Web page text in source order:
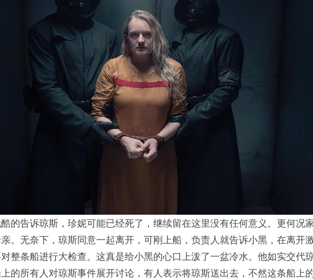
的告诉琼斯，珍妮可能已经死了，继续留在这里没有任何意义。更何况
。无奈下，琼斯同意一起离开，可刚上船，负责人就告诉小黑，在离开
整条船进行大检查。这真是给小黑的心口上泼了一盆冷水。他如实交代
的所有人对琼斯事件展开讨论，有人表示将琼斯送出去，不然这条船上